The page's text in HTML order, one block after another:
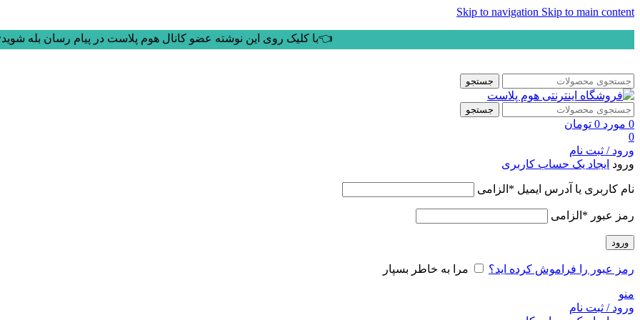
Skip to navigation Skip to main content
👈با کلیک روی این نوشته عضو کانال هوم پلاست در پیام رسان بله
جستجو
جستجو
0 مورد 0 تومان
0
ورود / ثبت نام
ورود ایجاد یک حساب کاربری
نام کاربری یا آدرس ایمیل * الزامی
رمز عبور * الزامی
ورود
رمز عبور را فراموش کرده اید؟ مرا به خاطر بسپار
منو
ورود / ثبت نام